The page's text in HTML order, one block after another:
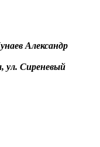
Александр
ул. Сиреневый